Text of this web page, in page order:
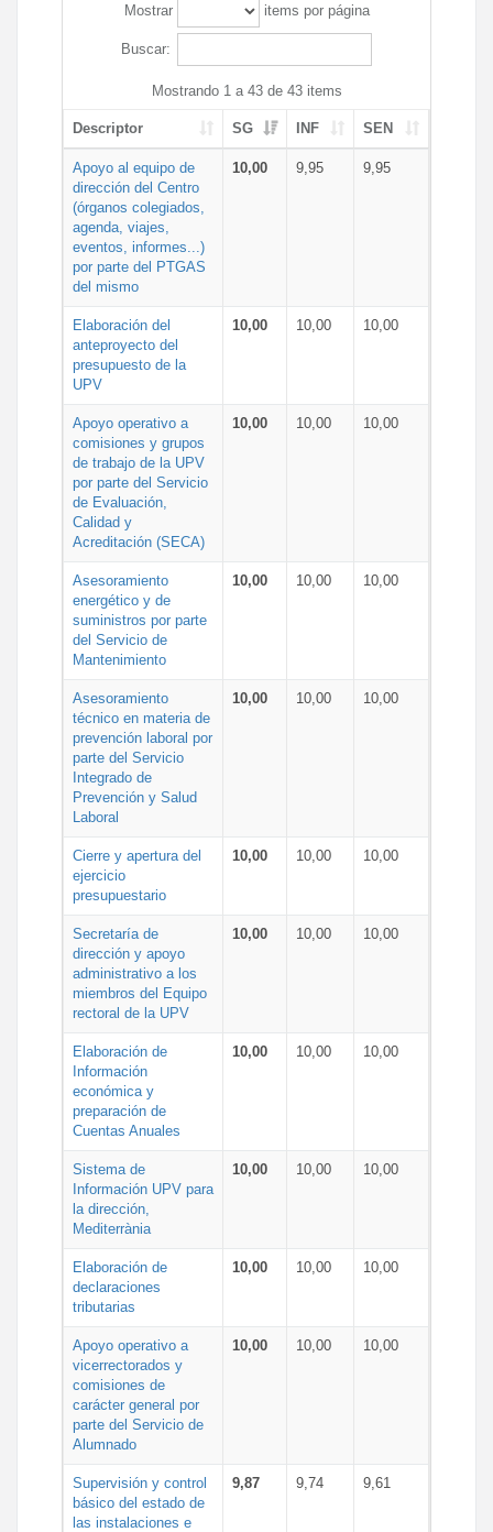
Mostrar items por página
Buscar:
Mostrando 1 a 43 de 43 items
Descriptor SG INF SEN
Apoyo al equipo de
dirección del Centro
(órganos colegiados,
agenda, viajes,
eventos, informes...)
por parte del PTGAS
del mismo
10,00 9,95 9,95
Elaboración del
anteproyecto del
presupuesto de la
UPV
10,00 10,00 10,00
Apoyo operativo a
comisiones y grupos
de trabajo de la UPV
por parte del Servicio
de Evaluación,
Calidad y
Acreditación (SECA)
10,00 10,00 10,00
Asesoramiento
energético y de
suministros por parte
del Servicio de
Mantenimiento
10,00 10,00 10,00
Asesoramiento
técnico en materia de
prevención laboral por
parte del Servicio
Integrado de
Prevención y Salud
Laboral
10,00 10,00 10,00
Cierre y apertura del
ejercicio
presupuestario
10,00 10,00 10,00
Secretaría de
dirección y apoyo
administrativo a los
miembros del Equipo
rectoral de la UPV
10,00 10,00 10,00
Elaboración de
Información
económica y
preparación de
Cuentas Anuales
10,00 10,00 10,00
Sistema de
Información UPV para
la dirección,
Mediterrània
10,00 10,00 10,00
Elaboración de
declaraciones
tributarias
10,00 10,00 10,00
Apoyo operativo a
vicerrectorados y
comisiones de
carácter general por
parte del Servicio de
Alumnado
10,00 10,00 10,00
Supervisión y control
básico del estado de
las instalaciones e
9,87 9,74 9,61